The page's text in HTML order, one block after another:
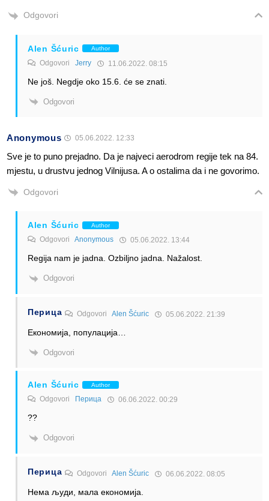
Odgovori
Alen Šćuric Author
Odgovori Jerry 11.06.2022. 08:15
Ne još. Negdje oko 15.6. će se znati.
Odgovori
Anonymous 05.06.2022. 12:33
Sve je to puno prejadno. Da je najveci aerodrom regije tek na 84.
mjestu, u drustvu jednog Vilnijusa. A o ostalima da i ne govorimo.
Odgovori
Alen Šćuric Author
Odgovori Anonymous 05.06.2022. 13:44
Regija nam je jadna. Ozbiljno jadna. Nažalost.
Odgovori
Перица OdgovoriAlen Šćuric 05.06.2022. 21:39
Економија, популација…
Odgovori
Alen Šćuric Author
Odgovori Перица 06.06.2022. 00:29
??
Odgovori
Перица OdgovoriAlen Šćuric 06.06.2022. 08:05
Нема људи, мала економија.